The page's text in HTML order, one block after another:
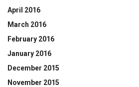
April 2016
March 2016
February 2016
January 2016
December 2015
November 2015